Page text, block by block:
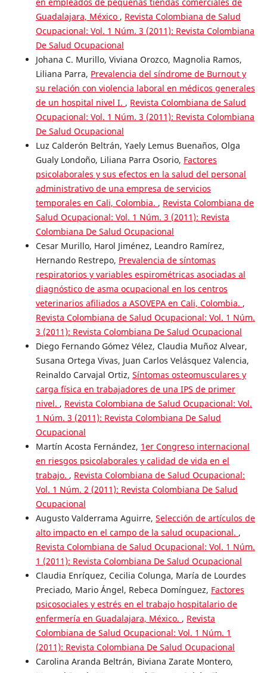
Guadalajara, México , Revista Colombiana de Salud
Ocupacional: Vol. 1 Núm. 3 (2011): Revista Colombiana
De Salud Ocupacional
Johana C. Murillo, Viviana Orozco, Magnolia Ramos,
Liliana Parra, Prevalencia del síndrome de Burnout y
su relación con violencia laboral en médicos generales
de un hospital nivel I. , Revista Colombiana de Salud
Ocupacional: Vol. 1 Núm. 3 (2011): Revista Colombiana
De Salud Ocupacional
Luz Calderón Beltrán, Yaely Lemus Buenaños, Olga
Gualy Londoño, Liliana Parra Osorio, Factores
psicolaborales y sus efectos en la salud del personal
administrativo de una empresa de servicios
temporales en Cali, Colombia. , Revista Colombiana de
Salud Ocupacional: Vol. 1 Núm. 3 (2011): Revista
Colombiana De Salud Ocupacional
Cesar Murillo, Harol Jiménez, Leandro Ramírez,
Hernando Restrepo, Prevalencia de síntomas
respiratorios y variables espirométricas asociadas al
diagnóstico de asma ocupacional en los centros
veterinarios afiliados a ASOVEPA en Cali, Colombia. ,
Revista Colombiana de Salud Ocupacional: Vol. 1 Núm.
3 (2011): Revista Colombiana De Salud Ocupacional
Diego Fernando Gómez Vélez, Claudia Muñoz Alvear,
Susana Ortega Vivas, Juan Carlos Velásquez Valencia,
Reinaldo Carvajal Ortiz, Síntomas osteomusculares y
carga física en trabajadores de una IPS de primer
nivel. , Revista Colombiana de Salud Ocupacional: Vol.
1 Núm. 3 (2011): Revista Colombiana De Salud
Ocupacional
Martín Acosta Fernández, 1er Congreso internacional
en riesgos psicolaborales y calidad de vida en el
trabajo. , Revista Colombiana de Salud Ocupacional:
Vol. 1 Núm. 2 (2011): Revista Colombiana De Salud
Ocupacional
Augusto Valderrama Aguirre, Selección de artículos de
alto impacto en el campo de la salud ocupacional. ,
Revista Colombiana de Salud Ocupacional: Vol. 1 Núm.
1 (2011): Revista Colombiana De Salud Ocupacional
Claudia Enríquez, Cecilia Colunga, María de Lourdes
Preciado, Mario Ángel, Rebeca Domínguez, Factores
psicosociales y estrés en el trabajo hospitalario de
enfermería en Guadalajara, México. , Revista
Colombiana de Salud Ocupacional: Vol. 1 Núm. 1
(2011): Revista Colombiana De Salud Ocupacional
Carolina Aranda Beltrán, Biviana Zarate Montero,